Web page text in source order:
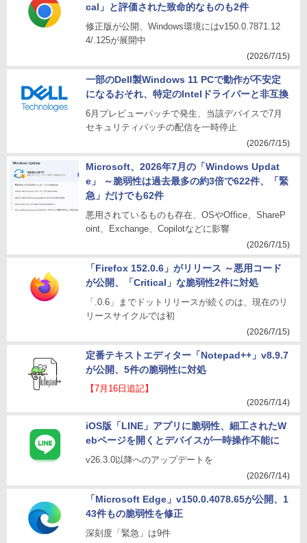
cal」と評価された致命的なものも2件
修正版が公開、Windows環境にはv150.0.7871.12
4/.125が展開中
(2026/7/15)
一部のDell製Windows 11 PCで動作が不安定
になるおそれ、特定のIntelドライバーと非互換
6月プレビューパッチで発生、当該デバイスで7月
セキュリティパッチの配信を一時停止
(2026/7/15)
Microsoft、2026年7月の「Windows Updat
e」 ～脆弱性は過去最多の約3倍で622件、「緊
急」だけでも62件
悪用されているものも存在、OSやOffice、ShareP
oint、Exchange、Copilotなどに影響
(2026/7/15)
「Firefox 152.0.6」がリリース ～悪用コード
が公開、「Critical」な脆弱性2件に対処
「.0.6」までドットリリースが続くのは、現在のリ
リースサイクルでは初
(2026/7/15)
定番テキストエディター「Notepad++」v8.9.7
が公開、5件の脆弱性に対処
【7月16日追記】
(2026/7/14)
iOS版「LINE」アプリに脆弱性、細工されたW
ebページを開くとデバイスが一時操作不能に
v26.3.0以降へのアップデートを
(2026/7/14)
「Microsoft Edge」v150.0.4078.65が公開、1
43件もの脆弱性を修正
深刻度「緊急」は9件